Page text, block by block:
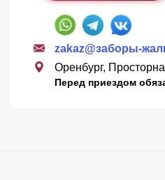
zakaz@заборы-
Оренбург,
Перед приездом